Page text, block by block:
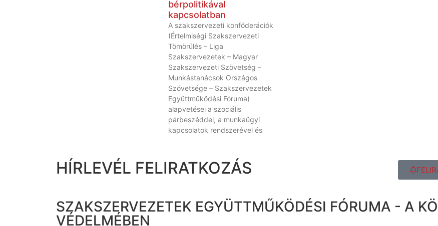
bérpolitikával
kapcsolatban
A szakszervezeti konföderációk
(Értelmiségi Szakszervezeti
Tömörülés – Liga
Szakszervezetek – Magyar
Szakszervezeti Szövetség –
Munkástanácsok Országos
Szövetsége – Szakszervezetek
Együttműködési Fóruma)
alapvetései a szociális
párbeszéddel, a munkaügyi
kapcsolatok rendszerével és
HÍRLEVÉL FELIRATKOZÁS
SZAKSZERVEZETEK EGYÜTTMŰKÖDÉSI FÓRUMA - A
VÉDELMÉBEN